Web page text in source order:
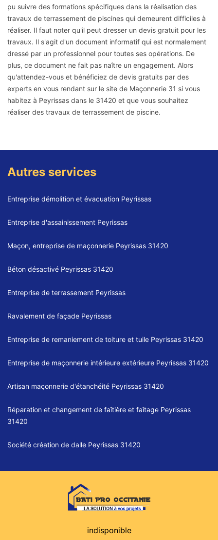
pu suivre des formations spécifiques dans la réalisation des
travaux de terrassement de piscines qui demeurent difficiles à
réaliser. Il faut noter qu'il peut dresser un devis gratuit pour les
travaux. Il s'agit d'un document informatif qui est normalement
dressé par un professionnel pour toutes ses opérations. De
plus, ce document ne fait pas naître un engagement. Alors
qu'attendez-vous et bénéficiez de devis gratuits par des
experts en vous rendant sur le site de Maçonnerie 31 si vous
habitez à Peyrissas dans le 31420 et que vous souhaitez
réaliser des travaux de terrassement de piscine.
Autres services
Entreprise démolition et évacuation Peyrissas
Entreprise d'assainissement Peyrissas
Maçon, entreprise de maçonnerie Peyrissas 31420
Béton désactivé Peyrissas 31420
Entreprise de terrassement Peyrissas
Ravalement de façade Peyrissas
Entreprise de remaniement de toiture et tuile Peyrissas 31420
Entreprise de maçonnerie intérieure extérieure Peyrissas 31420
Artisan maçonnerie d'étanchéité Peyrissas 31420
Réparation et changement de faîtière et faîtage Peyrissas
31420
Société création de dalle Peyrissas 31420
indisponible